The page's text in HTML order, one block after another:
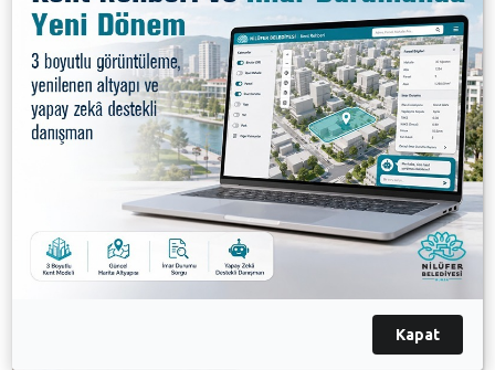
Müziği Korosu’nu performanslarından dolayı kutladı.
Galeri
Kapat